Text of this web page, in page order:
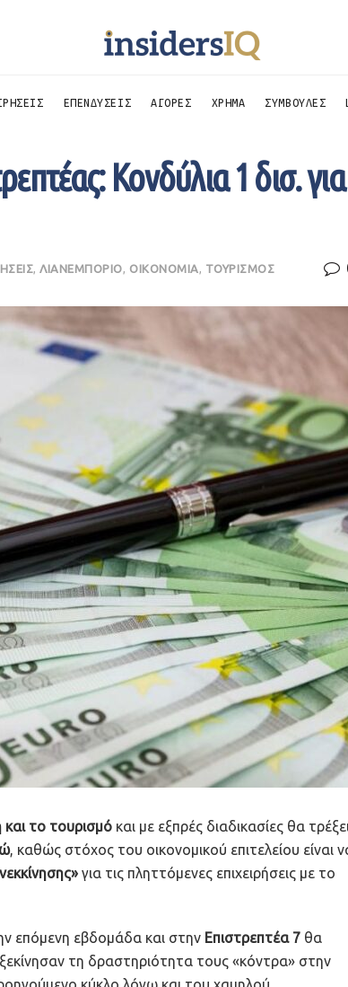
ΕΠΕΝΔΥΣΕΙΣ ΑΓΟΡΕΣ ΧΡΗΜΑ ΣΥΜΒΟΥΛΕΣ
Κονδύλια 1 δισ. για
ΛΙΑΝΕΜΠΟΡΙΟ ΟΙΚΟΝΟΜΙΑ ΤΟΥΡΙΣΜΟΣ
και το τουρισμό και με εξπρές διαδικασίες θα
, καθώς στόχος του οικονομικού επιτελείου είναι
για τις πληττόμενες επιχειρήσεις με το
επόμενη εβδομάδα και στην Επιστρεπτέα 7 θα
τη δραστηριότητα τους «κόντρα» στην